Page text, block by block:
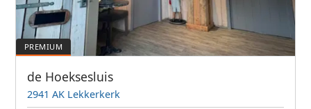
de Hoeksesluis
2941 AK Lekkerkerk